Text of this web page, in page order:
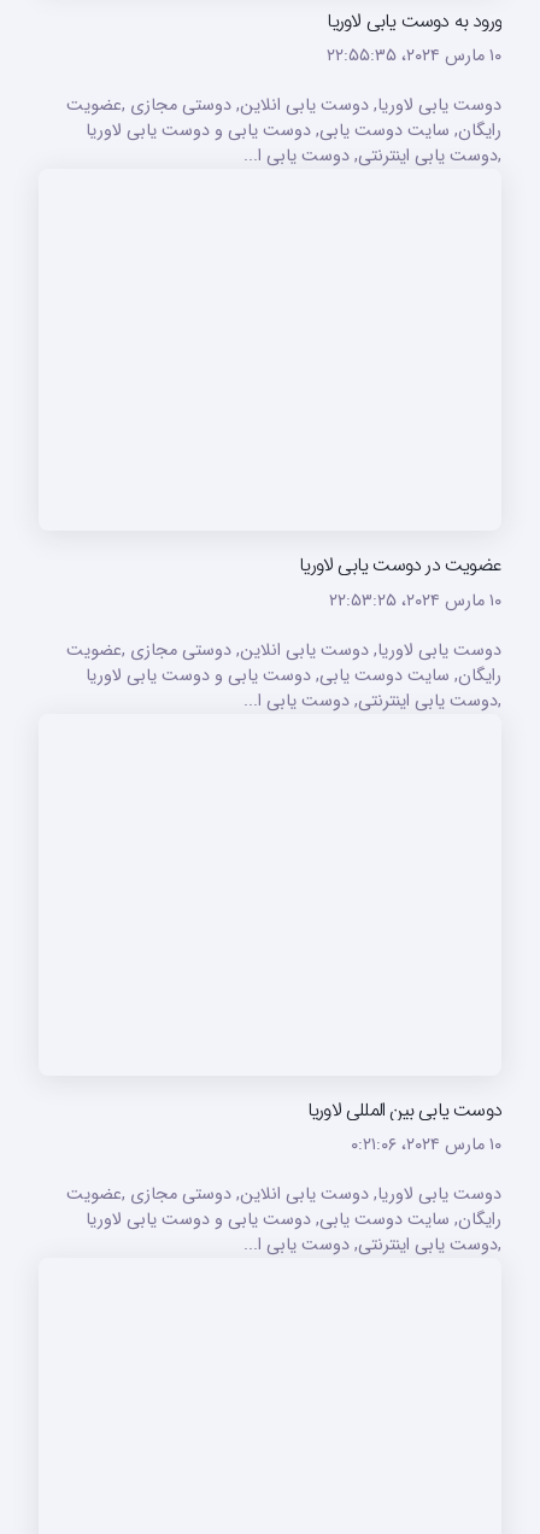
ورود به دوست یابی لاوریا
۱۰ مارس ۲۰۲۴،‏ ۲۲:۵۵:۳۵
دوست یابی لاوریا, دوست یابی انلاین, دوستی مجازی ,عضویت
رایگان, سایت دوست یابی, دوست یابی و دوست یابی لاوریا
,دوست یابی اینترنتی, دوست یابی ا...
عضویت در دوست یابی لاوریا
۱۰ مارس ۲۰۲۴،‏ ۲۲:۵۳:۲۵
دوست یابی لاوریا, دوست یابی انلاین, دوستی مجازی ,عضویت
رایگان, سایت دوست یابی, دوست یابی و دوست یابی لاوریا
,دوست یابی اینترنتی, دوست یابی ا...
دوست یابی بین المللی لاوریا
۱۰ مارس ۲۰۲۴،‏ ۰:۲۱:۰۶
دوست یابی لاوریا, دوست یابی انلاین, دوستی مجازی ,عضویت
رایگان, سایت دوست یابی, دوست یابی و دوست یابی لاوریا
,دوست یابی اینترنتی, دوست یابی ا...